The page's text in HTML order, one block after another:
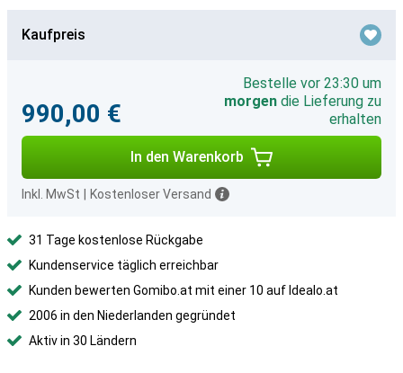
Kaufpreis
990,00 €
Bestelle vor 23:30 um
morgen die Lieferung zu
erhalten
In den Warenkorb
Inkl. MwSt Kostenloser Versand
31 Tage kostenlose Rückgabe
Kundenservice täglich erreichbar
Kunden bewerten Gomibo.at mit einer 10 auf Idealo.at
2006 in den Niederlanden gegründet
Aktiv in 30 Ländern